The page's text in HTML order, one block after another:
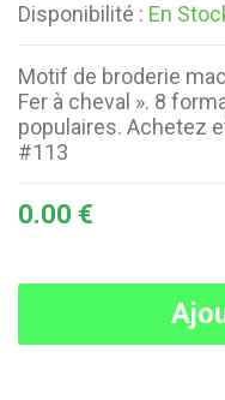
Disponibilité : En
Motif de broderie
Fer à cheval ». 8
populaires. Achetez
#113
0.00 €